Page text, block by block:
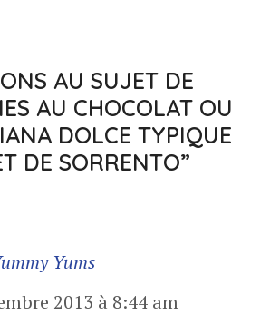
AU SUJET DE
AU CHOCOLAT OU
DOLCE TYPIQUE
DE SORRENTO”
Yums
2013 à 8:44 am